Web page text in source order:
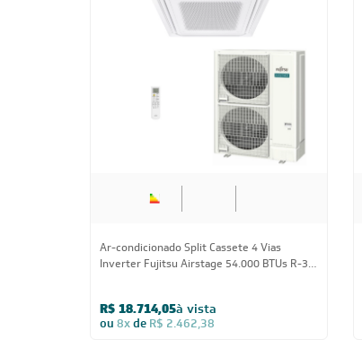
Ar-condicionado Split Cassete 4 Vias
Inverter Fujitsu Airstage 54.000 BTUs R-32
R$ 18.714,05à vista
ou 8xde R$ 2.462,38